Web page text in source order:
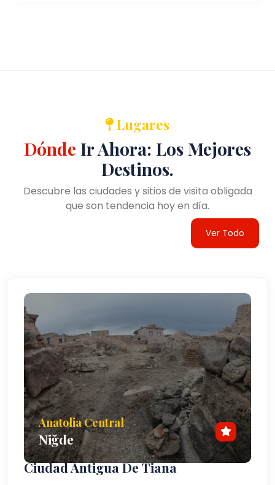
Lugares
Dónde Ir Ahora: Los Mejores
Destinos.
Descubre las ciudades y sitios de visita obligada
que son tendencia hoy en día.
Ver Todo
Anatolia Central
Niğde
Ciudad Antigua De Tiana